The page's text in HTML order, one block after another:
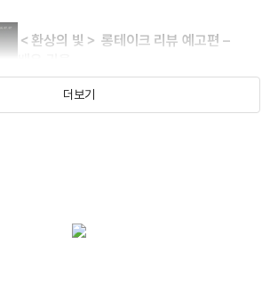
＜환상의 빛＞ 롱테이크 리뷰 예고편 –
＜환상의 빛＞ 30초 예고편
더보기